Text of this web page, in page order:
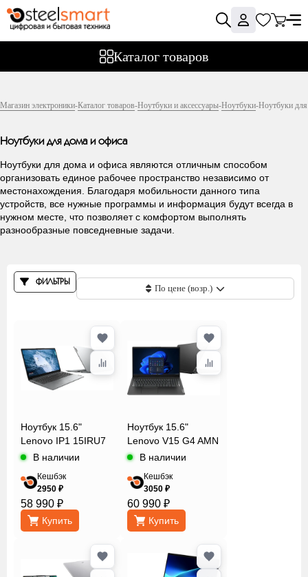
Каталог товаров
Магазин электроники-Каталог товаров-Ноутбуки и аксессуары-Ноутбуки-Ноутбуки
Ноутбуки для дома и офиса
Ноутбуки для дома и офиса являются отличным способом
организовать единое рабочее пространство независимо от
местонахождения. Благодаря мобильности данного типа
устройств, все нужные программы и информация будут всегда в
нужном месте, что позволяет с комфортом выполнять
разнообразные повседневные задачи.
ФИЛЬТРЫ
Фильтры
Производитель
Acer
Apple
Chuwi
HP
Hiper
Honor
Infinix
Lenovo
Machenike
Maibenben
Nerpa
Samsung
Количество
ядер
Линейка
По цене (возр.)
Ноутбук 15.6"
Lenovo IP1 15IRU7
В наличии
Кешбэк
2950 ₽
58 990 ₽
Купить
Ноутбук 15.6"
Lenovo V15 G4 AMN
В наличии
Кешбэк
3050 ₽
60 990 ₽
Купить